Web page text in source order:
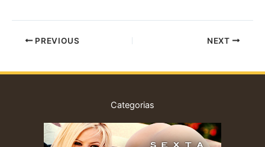
PREVIOUS NEXT
Categorias